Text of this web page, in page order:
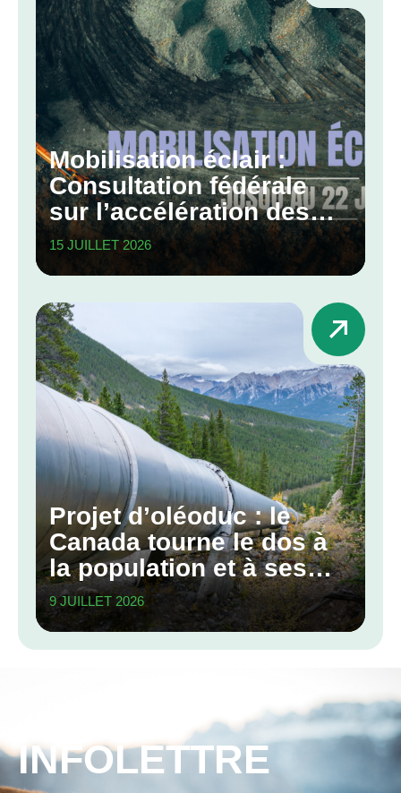
Mobilisation éclair :
Consultation fédérale
sur l’accélération des
grands projets
15 JUILLET 2026
Projet d’oléoduc : le
Canada tourne le dos à
la population et à ses
engagements
climatiques
9 JUILLET 2026
INFOLETTRE